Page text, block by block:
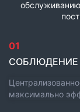
01
СОБЛЮДЕНИЕ
максимально